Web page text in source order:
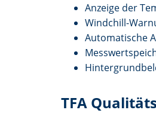
Anzeige der
Windchill-
Automatische
TFA